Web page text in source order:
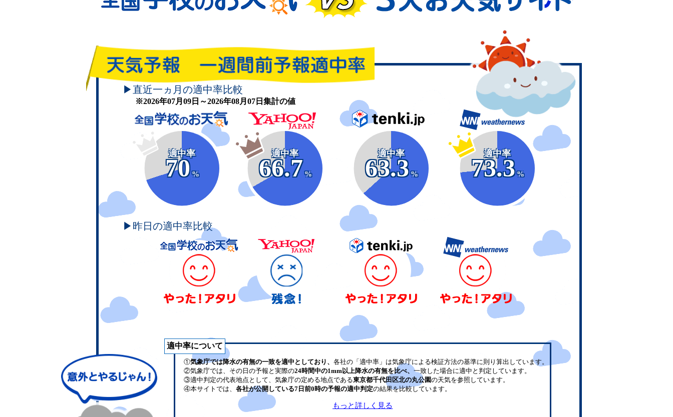
▶直近一ヵ月の適中率比較
※2026年07月09日～2026年08月07日集計の値
適中率
70
%
適中率
66.7
%
適中率
63.3
%
適中率
73.3
%
▶昨日の適中率比較
適中率について
①気象庁では降水の有無の一致を適中としており、 各社の「適中率」は気象庁による検証方法の基準に則り算出しています。
②気象庁では、その日の予報と実際の24時間中の1mm以上降水の有無を比べ、 一致した場合に適中と判定しています。
③適中判定の代表地点として、気象庁の定める地点である東京都千代田区北の丸公園の天気を参照しています。
④本サイトでは、 各社が公開している7日前0時の予報の適中判定の結果を比較しています。
もっと詳しく見る